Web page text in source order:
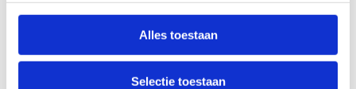
Alles toestaan
Selectie toestaan